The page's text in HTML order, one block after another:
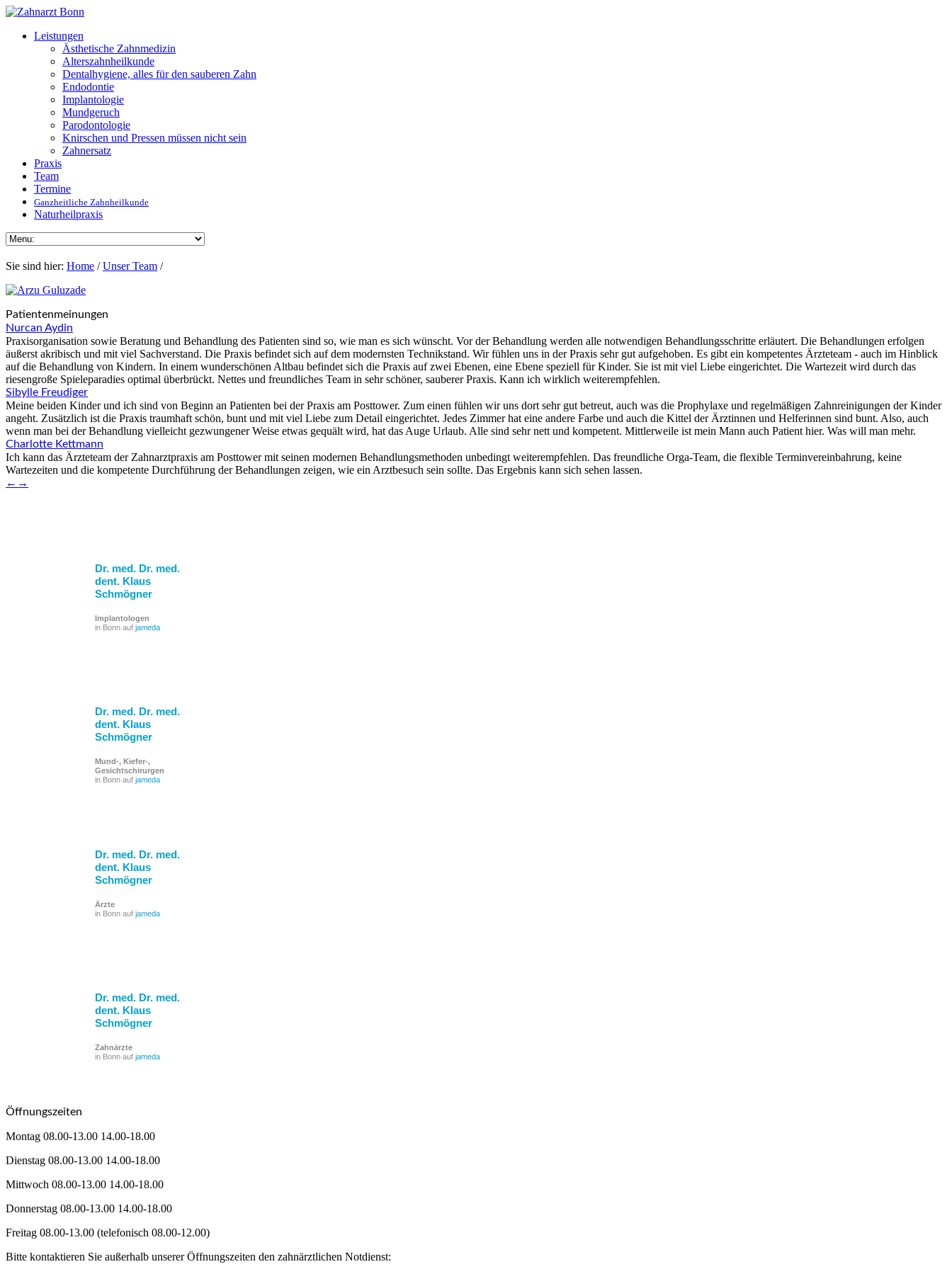
Leistungen
Ästhetische Zahnmedizin
Alterszahnheilkunde
Dentalhygiene, alles für den sauberen Zahn
Endodontie
Implantologie
Mundgeruch
Parodontologie
Knirschen und Pressen müssen nicht sein
Zahnersatz
Praxis
Team
Termine
Ganzheitliche Zahnheilkunde
Naturheil­praxis
Sie sind hier: Home /Unser Team /
Patientenmeinungen
Nurcan Aydin
Praxisorganisation sowie Beratung und Behandlung des Patienten sind so, wie man es sich wünscht. Vor der Behandlung werden alle notwendigen Behandlungsschritte erläutert. Die Behandlungen erfolgen
äußerst akribisch und mit viel Sachverstand. Die Praxis befindet sich auf dem modernsten Technikstand. Wir fühlen uns in der Praxis sehr gut aufgehoben. Es gibt ein kompetentes Ärzteteam - auch im Hinblick
auf die Behandlung von Kindern. In einem wunderschönen Altbau befindet sich die Praxis auf zwei Ebenen, eine Ebene speziell für Kinder. Sie ist mit viel Liebe eingerichtet. Die Wartezeit wird durch das
riesengroße Spieleparadies optimal überbrückt. Nettes und freundliches Team in sehr schöner, sauberer Praxis. Kann ich wirklich weiterempfehlen.
Sibylle Freudiger
Meine beiden Kinder und ich sind von Beginn an Patienten bei der Praxis am Posttower. Zum einen fühlen wir uns dort sehr gut betreut, auch was die Prophylaxe und regelmäßigen Zahnreinigungen der Kinder
angeht. Zusätzlich ist die Praxis traumhaft schön, bunt und mit viel Liebe zum Detail eingerichtet. Jedes Zimmer hat eine andere Farbe und auch die Kittel der Ärztinnen und Helferinnen sind bunt. Also, auch
wenn man bei der Behandlung vielleicht gezwungener Weise etwas gequält wird, hat das Auge Urlaub. Alle sind sehr nett und kompetent. Mittlerweile ist mein Mann auch Patient hier. Was will man mehr.
Charlotte Kettmann
Ich kann das Ärzteteam der Zahnarztpraxis am Posttower mit seinen modernen Behandlungsmethoden unbedingt weiterempfehlen. Das freundliche Orga-Team, die flexible Terminvereinbahrung, keine
Wartezeiten und die kompetente Durchführung der Behandlungen zeigen, wie ein Arztbesuch sein sollte. Das Ergebnis kann sich sehen lassen.
← →
Dr. med. Dr. med.
dent. Klaus
Schmögner
Implantologen
in Bonn auf jameda
Dr. med. Dr. med.
dent. Klaus
Schmögner
Mund-, Kiefer-,
Gesichtschirurgen
in Bonn auf jameda
Dr. med. Dr. med.
dent. Klaus
Schmögner
Ärzte
in Bonn auf jameda
Dr. med. Dr. med.
dent. Klaus
Schmögner
Zahnärzte
in Bonn auf jameda
Öffnungszeiten
Montag 08.00-13.00 14.00-18.00
Dienstag 08.00-13.00 14.00-18.00
Mittwoch 08.00-13.00 14.00-18.00
Donnerstag 08.00-13.00 14.00-18.00
Freitag 08.00-13.00 (telefonisch 08.00-12.00)
Bitte kontaktieren Sie außerhalb unserer Öffnungszeiten den zahnärztlichen Notdienst: